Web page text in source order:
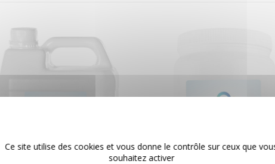
Ce site utilise des cookies et vous donne le contrôle sur ceux que
souhaitez activer